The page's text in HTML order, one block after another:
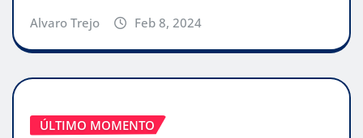
Alvaro Trejo Feb 8, 2024
ÚLTIMO MOMENTO